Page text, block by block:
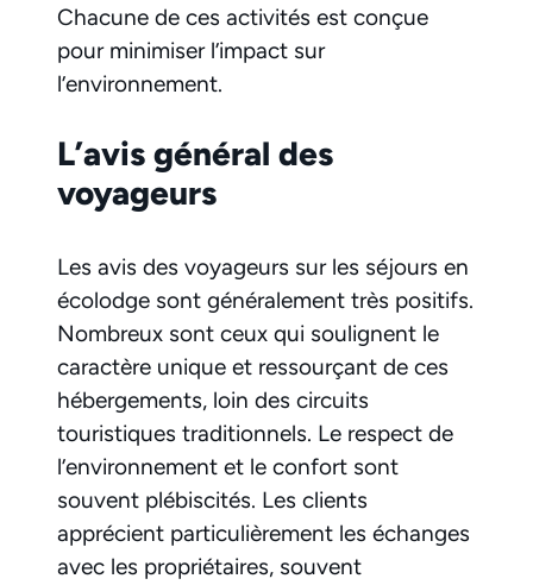
Chacune de ces activités est conçue
pour minimiser l’impact sur
l’environnement.
L’avis général des
voyageurs
Les avis des voyageurs sur les séjours en
écolodge sont généralement très positifs.
Nombreux sont ceux qui soulignent le
caractère unique et ressourçant de ces
hébergements, loin des circuits
touristiques traditionnels. Le respect de
l’environnement et le confort sont
souvent plébiscités. Les clients
apprécient particulièrement les échanges
avec les propriétaires, souvent